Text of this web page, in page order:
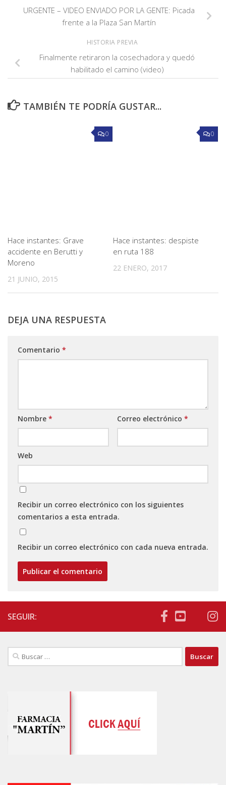
URGENTE – VIDEO ENVIADO POR LA GENTE: Picada
frente a la Plaza San Martín
HISTORIA PREVIA
Finalmente retiraron la cosechadora y quedó
habilitado el camino (video)
TAMBIÉN TE PODRÍA GUSTAR...
0
Hace instantes: Grave
accidente en Berutti y
Moreno
21 JUNIO, 2015
0
Hace instantes: despiste
en ruta 188
22 ENERO, 2017
DEJA UNA RESPUESTA
Comentario *
Nombre * Correo electrónico *
Web
Recibir un correo electrónico con los siguientes
comentarios a esta entrada.
Recibir un correo electrónico con cada nueva entrada.
SEGUIR:
Buscar: